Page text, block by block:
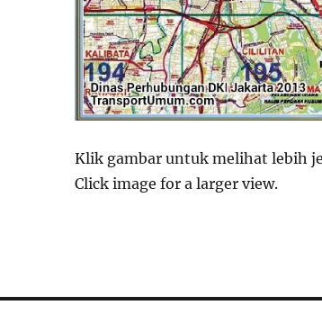
Klik gambar untuk melihat lebih
Click image for a larger view.